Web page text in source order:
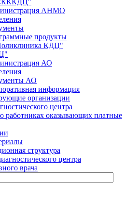
АНМО
продукты
КДЦ"
АО
АО
информация
организации
центра
работниках оказывающих платные
структура
центра
врача